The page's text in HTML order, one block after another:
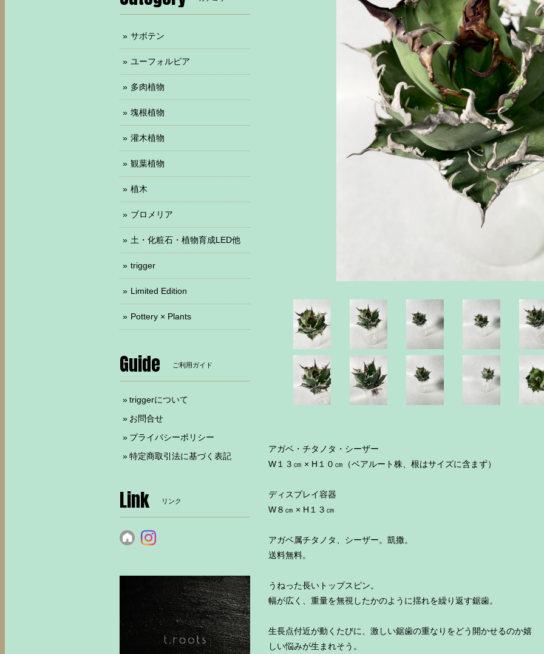
アガベ・チタノタ・シーザー
W１３㎝ × H１０㎝（ベアルート株、根はサイズに含まず）
ディスプレイ容器
W８㎝ × H１３㎝
アガベ属チタノタ、シーザー。凱撒。
送料無料。
うねった長いトップスピン。
幅が広く、重量を無視したかのように揺れを繰り返す鋸歯。
生長点付近が動くたびに、激しい鋸歯の重なりをどう開かせるのか嬉
しい悩みが生まれそう。
サボテン
ユーフォルビア
多肉植物
塊根植物
灌木植物
観葉植物
植木
ブロメリア
土・化粧石・植物育成LED他
trigger
Limited Edition
Pottery × Plants
Guide ご利用ガイド
triggerについて
お問合せ
プライバシーポリシー
特定商取引法に基づく表記
Link リンク